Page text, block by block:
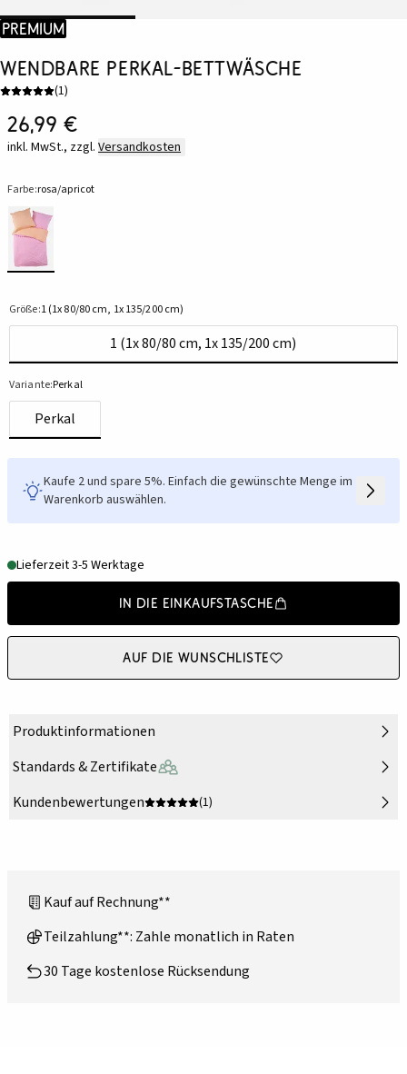
Premium
Wendbare Perkal-Bettwäsche
(1)
26,99 €
inkl. MwSt., zzgl. Versandkosten
Farbe:rosa/apricot
Größe:1 (1x 80/80 cm, 1x 135/200 cm)
1 (1x 80/80 cm, 1x 135/200 cm)
Variante:Perkal
Perkal
Kaufe 2 und spare 5%. Einfach die gewünschte Menge im
Warenkorb auswählen.
Lieferzeit 3-5 Werktage
In die Einkaufstasche
Auf die Wunschliste
Produktinformationen
Standards & Zertifikate
Kundenbewertungen
(1)
Kauf auf Rechnung**
Teilzahlung**: Zahle monatlich in Raten
30 Tage kostenlose Rücksendung